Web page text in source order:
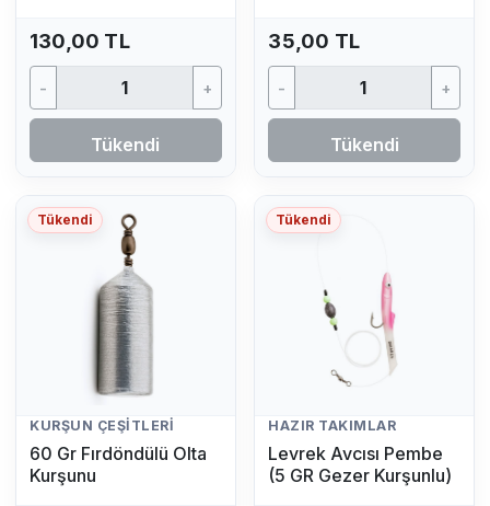
130,00 TL
- +
Tükendi
35,00 TL
- +
Tükendi
Tükendi
KURŞUN ÇEŞITLERI
60 Gr Fırdöndülü Olta
Kurşunu
Tükendi
HAZIR TAKIMLAR
Levrek Avcısı Pembe
(5 GR Gezer Kurşunlu)